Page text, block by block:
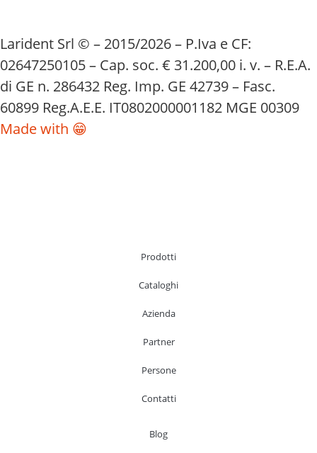
Larident Srl © – 2015/2026 – P.Iva e CF:
02647250105 – Cap. soc. € 31.200,00 i. v. – R.E.A.
di GE n. 286432 Reg. Imp. GE 42739 – Fasc.
60899 Reg.A.E.E. IT0802000001182 MGE 00309
Made with 😁
Prodotti
Cataloghi
Azienda
Partner
Persone
Contatti
Blog